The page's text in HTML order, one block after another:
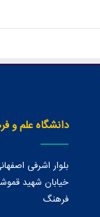
دانشگاه علم و
بلوار اشرفی
خیابان شهید
فرهنگ